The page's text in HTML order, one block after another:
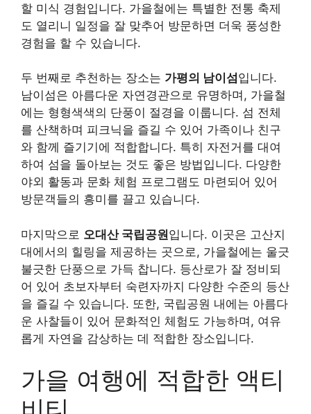
할 미식 경험입니다. 가을철에는 특별한 전통 축제
도 열리니 일정을 잘 맞추어 방문하면 더욱 풍성한
경험을 할 수 있습니다.
두 번째로 추천하는 장소는 가평의 남이섬 입니다.
남이섬은 아름다운 자연경관으로 유명하며, 가을철
에는 형형색색의 단풍이 절경을 이룹니다. 섬 전체
를 산책하며 피크닉을 즐길 수 있어 가족이나 친구
와 함께 즐기기에 적합합니다. 특히 자전거를 대여
하여 섬을 돌아보는 것도 좋은 방법입니다. 다양한
야외 활동과 문화 체험 프로그램도 마련되어 있어
방문객들의 흥미를 끌고 있습니다.
마지막으로 오대산 국립공원입니다. 이곳은 고산지
대에서의 힐링을 제공하는 곳으로, 가을철에는 울긋
불긋한 단풍으로 가득 찹니다. 등산로가 잘 정비되
어 있어 초보자부터 숙련자까지 다양한 수준의 등산
을 즐길 수 있습니다. 또한, 국립공원 내에는 아름다
운 사찰들이 있어 문화적인 체험도 가능하며, 여유
롭게 자연을 감상하는 데 적합한 장소입니다.
가을 여행에 적합한 액티